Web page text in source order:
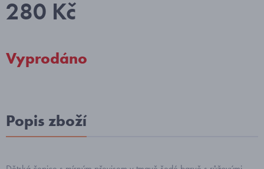
280 Kč
Vyprodáno
Popis zboží